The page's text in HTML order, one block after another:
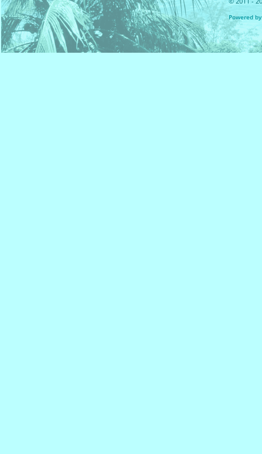
Powered by